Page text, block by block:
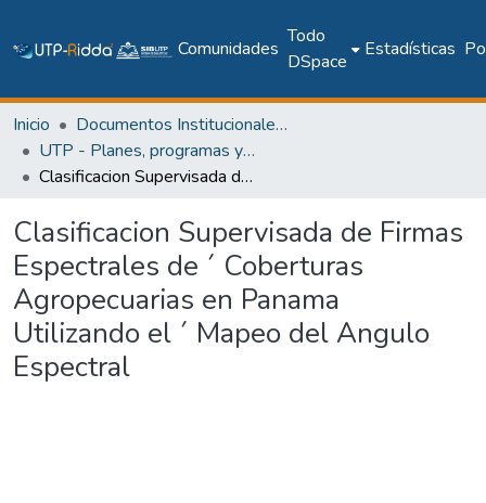
Comunidades
Todo
DSpace
Estadísticas
Inicio
Documentos Institucionales y Memoria Universitaria
UTP - Planes, programas y documentos oficiales
Clasificacion Supervisada de Firmas Espectrales de ´ Coberturas Agropecuarias en Panama Utilizando el ´ Mapeo del Angulo Espectral
Clasificacion Supervisada de Firmas
Espectrales de ´ Coberturas
Agropecuarias en Panama
Utilizando el ´ Mapeo del Angulo
Espectral